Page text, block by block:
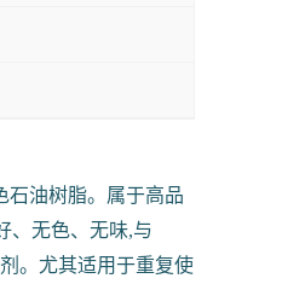
石油树脂。属于高品
、无色、无味,与
。尤其适用于重复使